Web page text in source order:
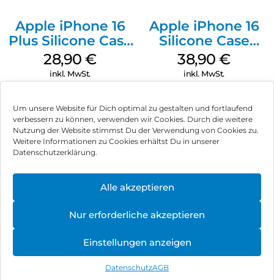
Um unsere Website für Dich optimal zu gestalten und fortlaufend
verbessern zu können, verwenden wir Cookies. Durch die weitere
Nutzung der Website stimmst Du der Verwendung von Cookies zu.
Weitere Informationen zu Cookies erhältst Du in unserer
Datenschutzerklärung.
Alle akzeptieren
Nur erforderliche akzeptieren
Einstellungen anzeigen
DatenschutzAGB
Apple iPhone 16
Plus Silicone Case
MagSafe Black
28,90€
inkl. MwSt.
Apple iPhone 16
Silicone Case
MagSafe
Ultramarine
38,90€
inkl. MwSt.
Impressum
Hinweis zur Batterieentsorgung
Newsletter
, Brodos AG – All Rights Reserved.